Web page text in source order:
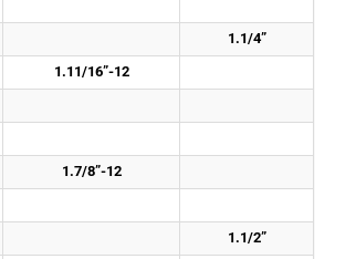
1.1/4”
1.11/16”-12
1.7/8”-12
1.1/2”